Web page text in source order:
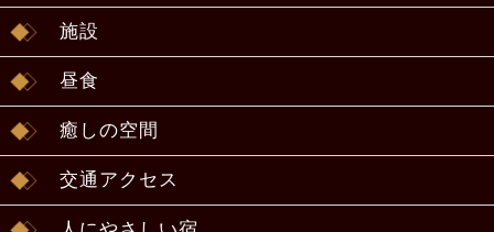
施設
昼食
癒しの空間
交通アクセス